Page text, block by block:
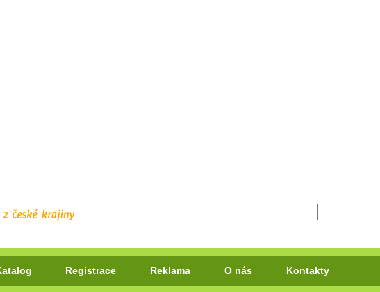
Registrace Reklama O nás Kontakty